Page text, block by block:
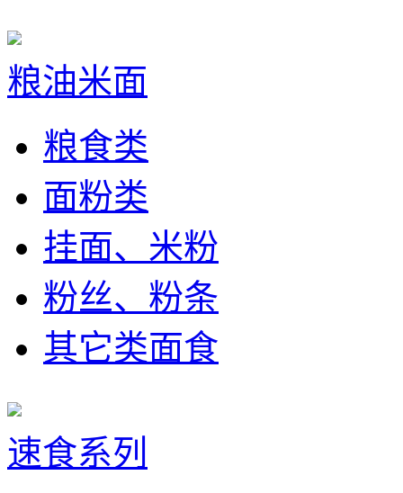
粮油米面
粮食类
面粉类
挂面、米粉
粉丝、粉条
其它类面食
速食系列